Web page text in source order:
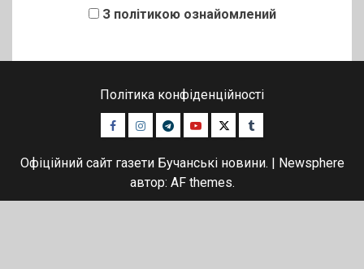
З політикою ознайомлений
Політика конфіденційності
Facebook
Instagram
TelegramYoutubeTwitterTumblr
Офіційний сайт газети Бучанські новини.
Newsphere
автор: AF themes.